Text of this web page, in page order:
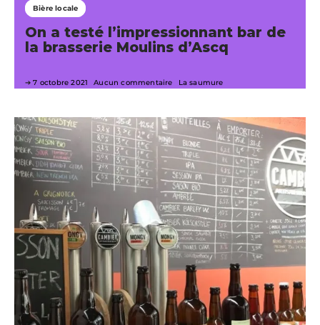
Bière locale
On a testé l’impressionnant bar de
la brasserie Moulins d’Ascq
7 octobre 2021 Aucun commentaire La saumure